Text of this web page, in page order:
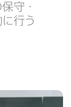
守・
行う​